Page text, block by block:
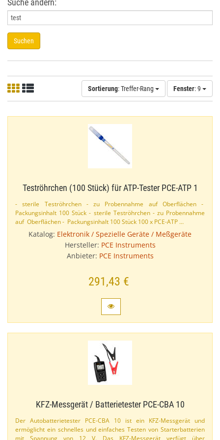
Suche ändern:
Suchen
Sortierung: Treffer-Rang Fenster: 9
Teströhrchen (100 Stück) für ATP-​Tester PCE-​ATP 1
- sterile Teströhrchen - zu Probennahme auf Oberflächen -
Packungsinhalt 100 Stück - sterile Teströhrchen - zu Probennahme
auf Oberflächen - Packungsinhalt 100 Stück 100 x PCE-​ATP …
Katalog: Elektronik / Spezielle Geräte / Meßgeräte
Hersteller: PCE Instruments
Anbieter: PCE Instruments
291,43 €
KFZ-​Messgerät / Batterietester PCE-​CBA 10
Der Autobatterietester PCE-​CBA 10 ist ein KFZ-​Messgerät und
ermöglicht ein schnelles und einfaches Testen von Starterbatterien
mit Spannung von 12 V. Das KFZ-​Messgerät verfügt über